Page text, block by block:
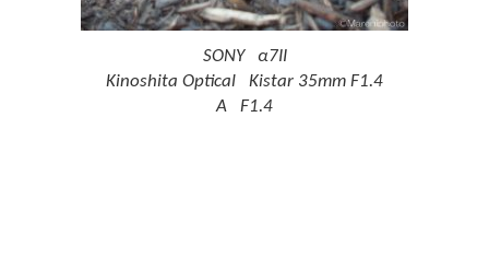
SONY α7II
Kinoshita Optical Kistar 35mm F1.4
A F1.4